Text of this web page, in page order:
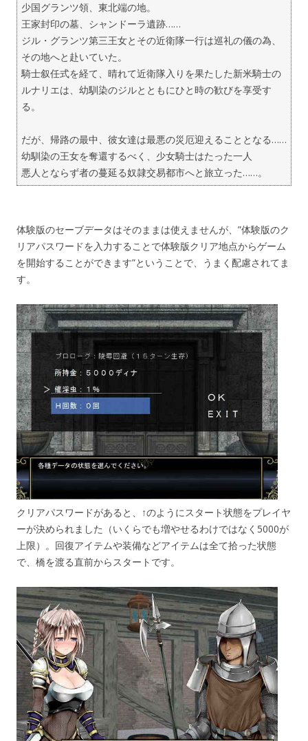
少国グランツ領、東北端の地。
王家封印の墓、シャンドーラ遺跡……
ジル・グランツ第三王女とその近衛隊一行は巡礼の儀の為、
その地へと赴いていた。
騎士叙任式を経て、晴れて近衛隊入りを果たした新米騎士の
ルナリエは、幼馴染のジルとともにひと時の歓びを享受す
る。
だが、帰路の最中、彼女達は最悪の災厄迎えることとなる……
幼馴染の王女を奪還するべく、少女騎士はたった一人
悪人とならず者の蔓延る奴隷交易都市へと旅立った……。
体験版のセーブデータはそのままは使えませんが、”体験版のク
リアパスワードを入力することで体験版クリア地点からゲーム
を開始することができます”ということで、うまく配慮されてま
す。
クリアパスワードがあると、↑のようにスタート状態をプレイヤ
ーが決められました（いくらでも増やせるわけではなく5000が
上限）。回復アイテムや装備などアイテムは全て拾った状態
で、橋を渡る直前からスタートです。